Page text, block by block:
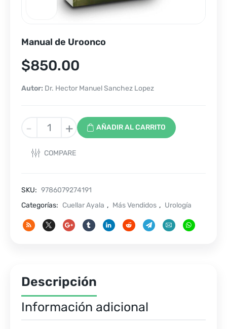
Manual de Uroonco
$850.00
Autor: Dr. Hector Manuel Sanchez Lopez
-
Manual
Uroonco
cantidad
+ AÑADIR AL CARRITO
COMPARE
SKU: 9786079274191
Categorías: Cuellar Ayala , Más Vendidos , Urología
Descripción
Información adicional